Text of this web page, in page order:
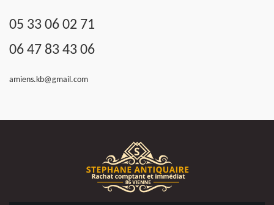
05 33 06 02 71
06 47 83 43 06
amiens.kb@gmail.com